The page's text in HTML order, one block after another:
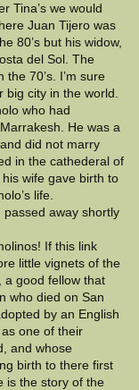
Tina’s we would
Juan Tijero was
80’s but his widow,
del Sol. The
70’s. I’m sure
city in the world.
who had
He was a
did not marry
in the cathederal of
wife gave birth to
life.
away shortly
If this link
little vignets of the
a good fellow that
who died on San
by an English
one of their
and whose
birth to there first
is the story of the